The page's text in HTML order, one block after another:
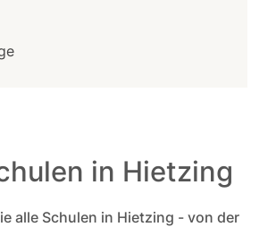
in Hietzing
alle Schulen in Hietzing - von der